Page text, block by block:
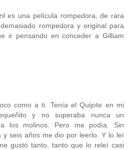
es una película rompedora, de rara
rompedora y original para
ir pensando en conceder a Gilliam
como a ti. Tenía el Quijote en mi
y no superaba nunca un
los molinos. Pero me podía. Sin
y seis años me dio por leerlo. Y lo leí
gustó tanto, tanto que lo releí casi